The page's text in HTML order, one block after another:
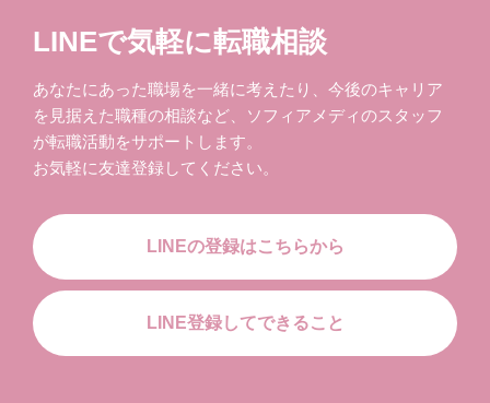
LINEで気軽に転職相談
あなたにあった職場を一緒に考えたり、今後のキャリア
を見据えた職種の相談など、ソフィアメディのスタッフ
が転職活動をサポートします。
お気軽に友達登録してください。
LINEの登録はこちらから
LINE登録してできること